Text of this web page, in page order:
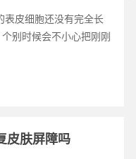
表皮细胞还没有完全长
别时候会不小心把刚刚
皮肤屏障吗